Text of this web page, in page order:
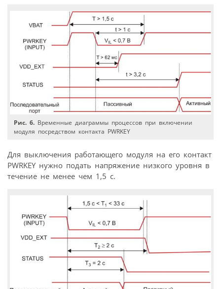
Рис. 6. Временные диаграммы процессов при включении
модуля посредством контакта PWRKEY
Для выключения работающего модуля на его контакт
PWRKEY нужно подать напряжение низкого уровня в
течение не менее чем 1,5 с.